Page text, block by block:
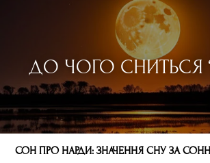
ДО ЧОГО СНИТЬСЯ
СОН ПРО НАРДИ: ЗНАЧЕННЯ СНУ ЗА